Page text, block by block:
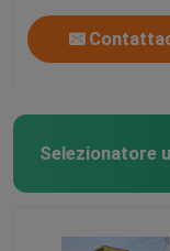
Selezionatore